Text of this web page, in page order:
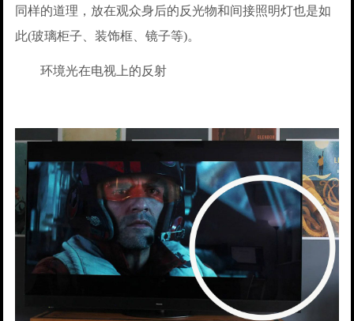
同样的道理，放在观众身后的反光物和间接照明灯也是如
此(玻璃柜子、装饰框、镜子等)。
环境光在电视上的反射